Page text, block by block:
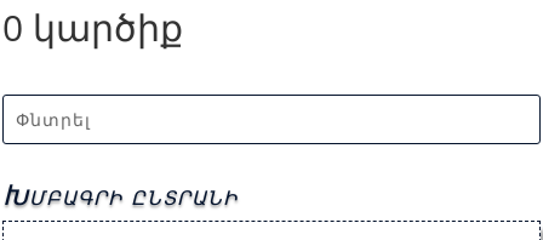
0 կարծիք
Խմբագրի ընտրանի